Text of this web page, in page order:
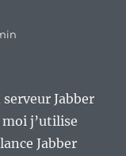
Jabber
moi j’utilise
Jabber